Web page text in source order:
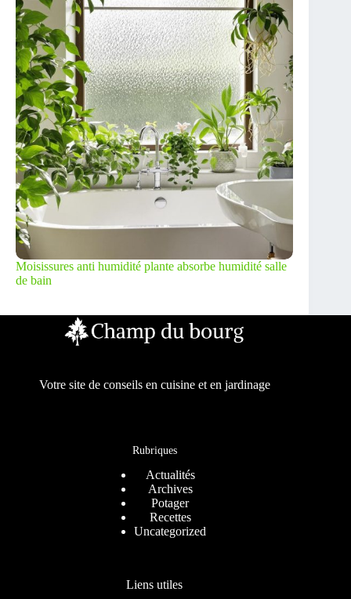
Moisissures anti humidité plante absorbe humidité salle
de bain
Votre site de conseils en cuisine et en jardinage
Rubriques
Actualités
Archives
Potager
Recettes
Uncategorized
Liens utiles